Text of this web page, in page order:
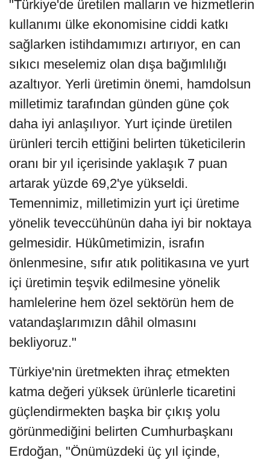
"Türkiye'de üretilen malların ve hizmetlerin
kullanımı ülke ekonomisine ciddi katkı
sağlarken istihdamımızı artırıyor, en can
sıkıcı meselemiz olan dışa bağımlılığı
azaltıyor. Yerli üretimin önemi, hamdolsun
milletimiz tarafından günden güne çok
daha iyi anlaşılıyor. Yurt içinde üretilen
ürünleri tercih ettiğini belirten tüketicilerin
oranı bir yıl içerisinde yaklaşık 7 puan
artarak yüzde 69,2'ye yükseldi.
Temennimiz, milletimizin yurt içi üretime
yönelik teveccühünün daha iyi bir noktaya
gelmesidir. Hükûmetimizin, israfın
önlenmesine, sıfır atık politikasına ve yurt
içi üretimin teşvik edilmesine yönelik
hamlelerine hem özel sektörün hem de
vatandaşlarımızın dâhil olmasını
bekliyoruz."
Türkiye'nin üretmekten ihraç etmekten
katma değeri yüksek ürünlerle ticaretini
güçlendirmekten başka bir çıkış yolu
görünmediğini belirten Cumhurbaşkanı
Erdoğan, "Önümüzdeki üç yıl içinde,